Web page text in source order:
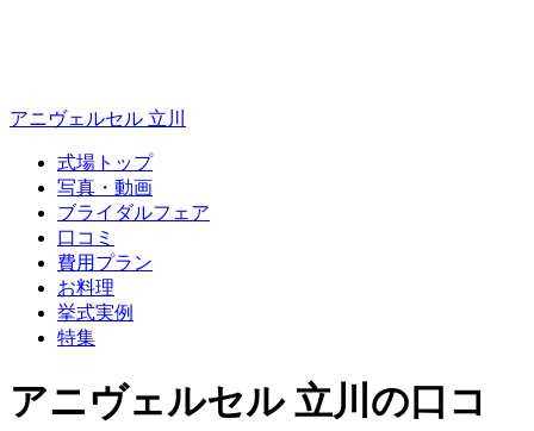
アニヴェルセル 立川
式場トップ
写真・動画
ブライダルフェア
口コミ
費用プラン
お料理
挙式実例
特集
アニヴェルセル 立川 の口コ